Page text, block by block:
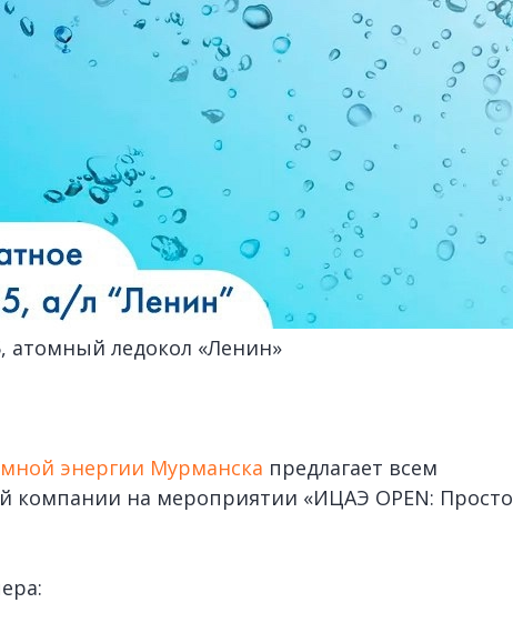
атомный ледокол «Ленин»
энергии Мурманска предлагает всем
компании на мероприятии «ИЦАЭ OPEN: Просто